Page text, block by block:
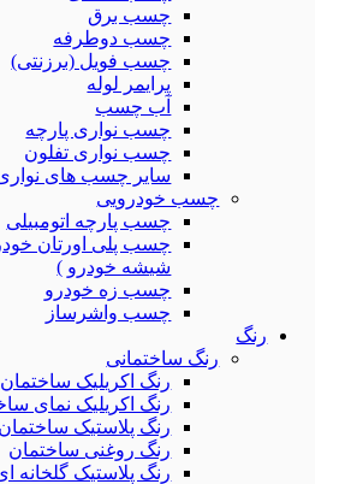
چسب برق
چسب دوطرفه
چسب فویل (برزنتی)
پرایمر لوله
آب چسب
چسب نواری پارچه
چسب نواری تفلون
سایر چسب های
چسب خودرویی
چسب پارچه اتومبیلی
چسب پلی اورتان
شیشه خودرو )
چسب زه خودرو
چسب واشرساز
رنگ
رنگ ساختمانی
رنگ اکریلیک ساختمان
رنگ اکریلیک نمای
رنگ پلاستیک ساختمان
رنگ روغنی ساختمان
رنگ پلاستیک گلخانه